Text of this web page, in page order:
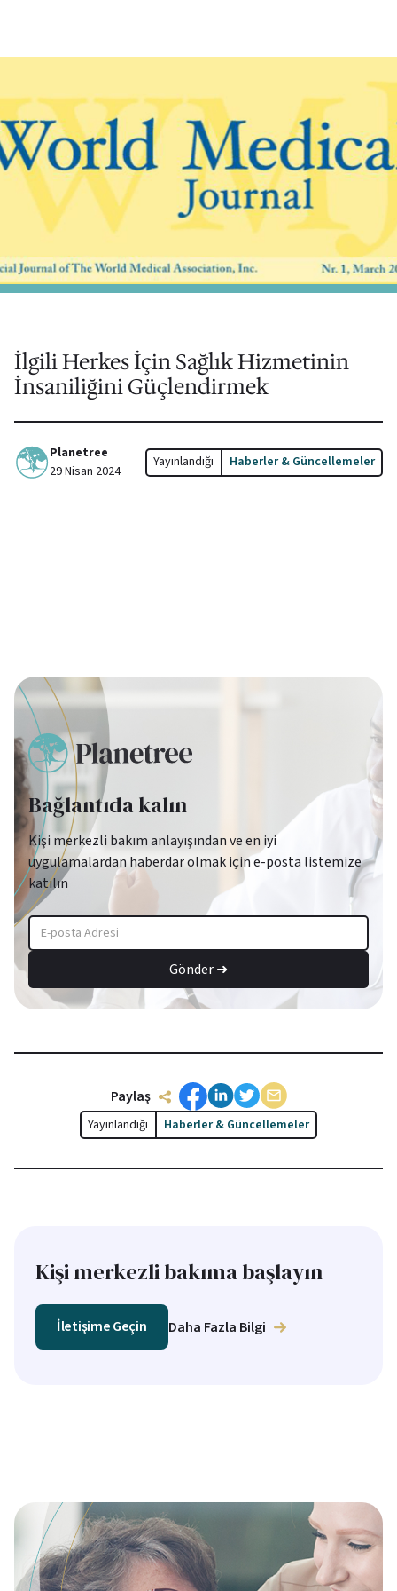
İlgili Herkes İçin Sağlık Hizmetinin
İnsaniliğini Güçlendirmek
Planetree
29 Nisan 2024
Yayınlandığı Haberler & Güncellemeler
Bağlantıda kalın
Kişi merkezli bakım anlayışından ve en iyi
uygulamalardan haberdar olmak için e-posta listemize
katılın
Paylaş
Yayınlandığı Haberler & Güncellemeler
Kişi merkezli bakıma başlayın
İletişime Geçin Daha Fazla Bilgi